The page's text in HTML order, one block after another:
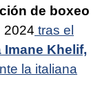
de boxeo
2024 tras el
Khelif,
la italiana